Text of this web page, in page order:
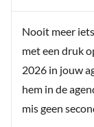
Nooit meer
met een druk
2026 in jouw
hem in de
mis geen